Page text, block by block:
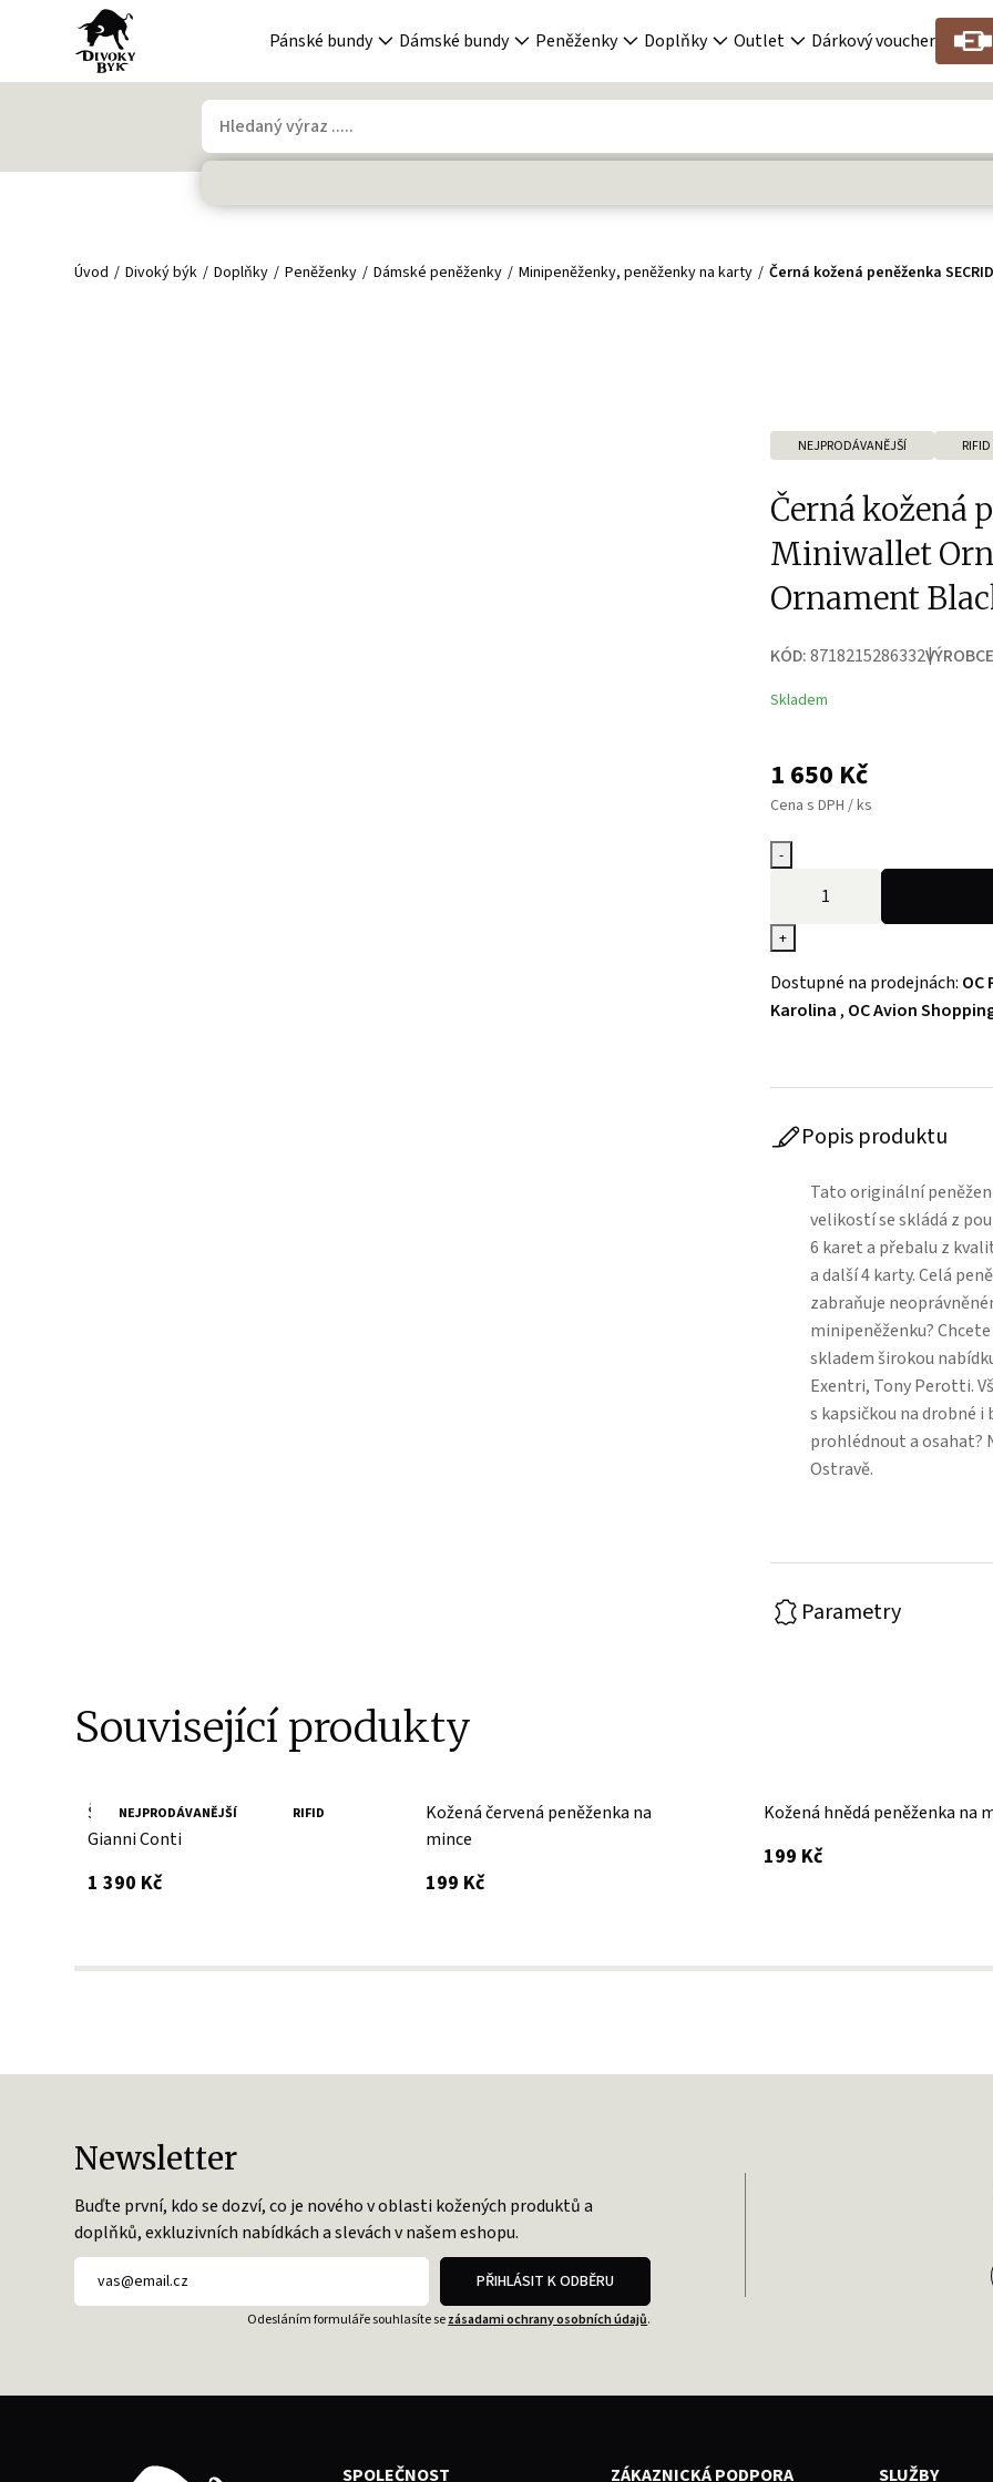
Pánské bundy Dámské bundy Peněženky Doplňky Outlet Dárkový voucher
Úvod Divoký býk Doplňky Peněženky Dámské peněženky Minipeněženky, peněženky na karty Černá kožená peněženka
NEJPRODÁVANĚJŠÍ RIFID
Černá kožená
Miniwallet
Ornament
KÓD:8718215286332
Skladem
1 650 Kč
Cena s DPH / ks
-
+
Dostupné na prodejnách: OC
Karolina , OC Avion
Popis produktu
Tato originální
velikostí se skládá z
6 karet a přebalu z
a další 4 karty. Celá
zabraňuje
minipeněženku?
skladem širokou
Exentri, Tony Perotti.
s kapsičkou na drobné i
prohlédnout a osahat?
Ostravě.
Parametry
Související produkty
NEJPRODÁVANĚJŠÍ RIFID
Šedá dámská kožená peněženka
Gianni Conti
1 390 Kčs DPH
Kožená červená peněženka na
mince
199 Kčs DPH
Kožená hnědá peněženka na
199 Kčs DPH
Newsletter
Buďte první, kdo se dozví, co je nového v oblasti kožených produktů a
doplňků, exkluzivních nabídkách a slevách v našem eshopu.
PŘIHLÁSIT K ODBĚRU
Odesláním formuláře souhlasíte sezásadami ochrany osobních údajů.
SPOLEČNOST ZÁKAZNICKÁ PODPORA SLUŽBY